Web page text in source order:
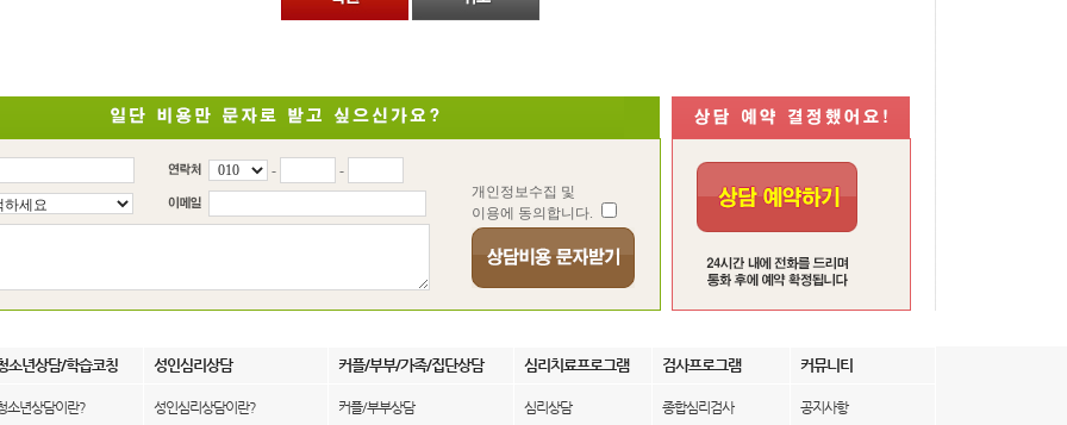
-
-
개인정보수집 및
이용에 동의합니다.
소년상담/학습코칭 성인심리상담 커플/부부/가족/집단상담 심리치료프로그램 검사프로그램 커뮤니티
소년상담이란? 성인심리상담이란? 커플/부부상담 심리상담 종합심리검사 공지사항